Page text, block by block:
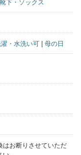
靴下・ソックス
・水洗い可 母の日
はお断りさせていただ